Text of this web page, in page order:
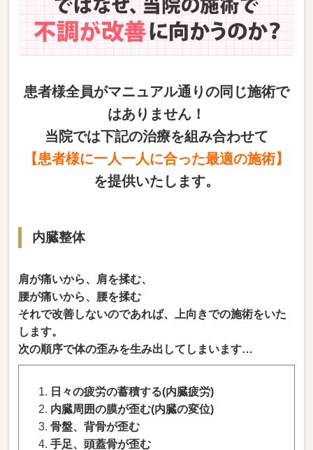
患者様全員がマニュアル通りの同じ施術で
はありません！
当院では下記の治療を組み合わせて
【患者様に一人一人に合った最適の施術】
を提供いたします。
内臓整体
肩が痛いから、肩を揉む、
腰が痛いから、腰を揉む
それで改善しないのであれば、上向きでの施術をいた
します。
次の順序で体の歪みを生み出してしまいます…
日々の疲労の蓄積する(内臓疲労)
内臓周囲の膜が歪む(内臓の変位)
骨盤、背骨が歪む
手足、頭蓋骨が歪む